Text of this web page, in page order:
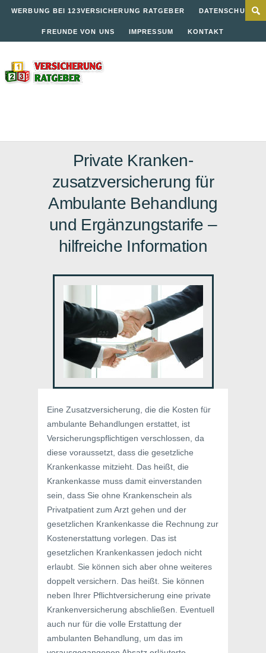
WERBUNG BEI 123VERSICHERUNG RATGEBER DATENSCHUTZ
FREUNDE VON UNS IMPRESSUM KONTAKT
Private Kranken-
zusatzversicherung für
Ambulante Behandlung
und Ergänzungstarife –
hilfreiche Information
Eine Zusatzversicherung, die die Kosten für
ambulante Behandlungen erstattet, ist
Versicherungspflichtigen verschlossen, da
diese voraussetzt, dass die gesetzliche
Krankenkasse mitzieht. Das heißt, die
Krankenkasse muss damit einverstanden
sein, dass Sie ohne Krankenschein als
Privatpatient zum Arzt gehen und der
gesetzlichen Krankenkasse die Rechnung zur
Kostenerstattung vorlegen. Das ist
gesetzlichen Krankenkassen jedoch nicht
erlaubt. Sie können sich aber ohne weiteres
doppelt versichern. Das heißt. Sie können
neben Ihrer Pflichtversicherung eine private
Krankenversicherung abschließen. Eventuell
auch nur für die volle Erstattung der
ambulanten Behandlung, um das im